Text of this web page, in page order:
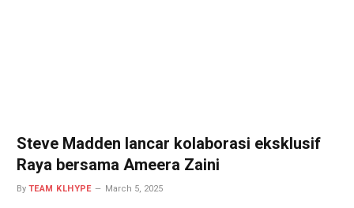
Steve Madden lancar kolaborasi eksklusif
Raya bersama Ameera Zaini
By TEAM KLHYPE March 5, 2025